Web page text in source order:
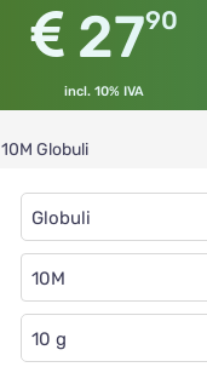
2790
incl. 10% IVA
10M Globuli
Tipo
Globuli
10M
Globuli